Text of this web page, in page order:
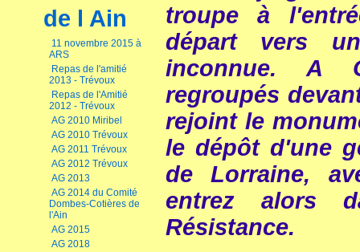
de l Ain
11 novembre 2015 à
ARS
Repas de l'amitié
2013 - Trévoux
Repas de l'Amitié
2012 - Trévoux
AG 2010 Miribel
AG 2010 Trévoux
AG 2011 Trévoux
AG 2012 Trévoux
AG 2013
AG 2014 du Comité
Dombes-Cotières de
l'Ain
AG 2015
AG 2018
troupe à
départ vers
inconnue. A
regroupés
rejoint le
le dépôt d'une
de Lorraine,
entrez alors
Résistance.